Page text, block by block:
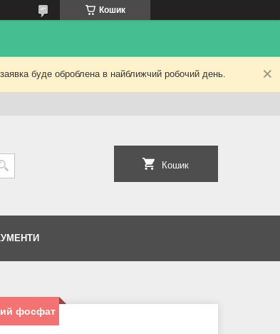
Кошик
буде оброблена в найближчий робочий день.
Кошик
фосфат